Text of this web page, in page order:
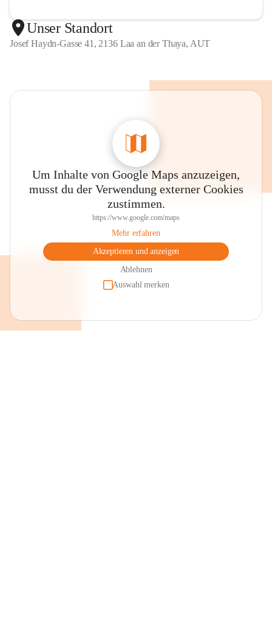
Unser Standort
Josef Haydn-Gasse 41, 2136 Laa an der Thaya, AUT
Um Inhalte von Google Maps anzuzeigen,
musst du der Verwendung externer Cookies
zustimmen.
https://www.google.com/maps
Mehr erfahren
Akzeptieren und anzeigen
Ablehnen
Auswahl merken